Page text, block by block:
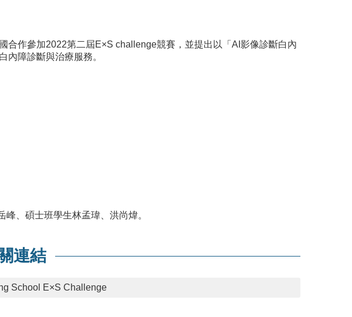
合作參加2022第二屆E×S challenge競賽，並提出以「AI影像診斷白內
內障診斷與治療服務。
、碩士班學生林孟瑋、洪尚煒。
連結
School E×S Challenge